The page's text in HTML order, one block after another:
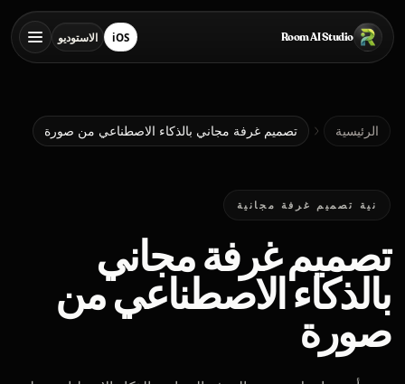
تخطي إلى المحتوى الرئيسي
Room AI Studioالرئيسية iOSتنزيل من App Storeالاستوديوفتح الاستوديو
Room AI Studio
العربية
الرئيسية تصميم غرفة مجاني بالذكاء الاصطناعي من صورة
نية تصميم غرفة مجانية
تصميم غرفة مجاني
بالذكاء الاصطناعي من
صورة